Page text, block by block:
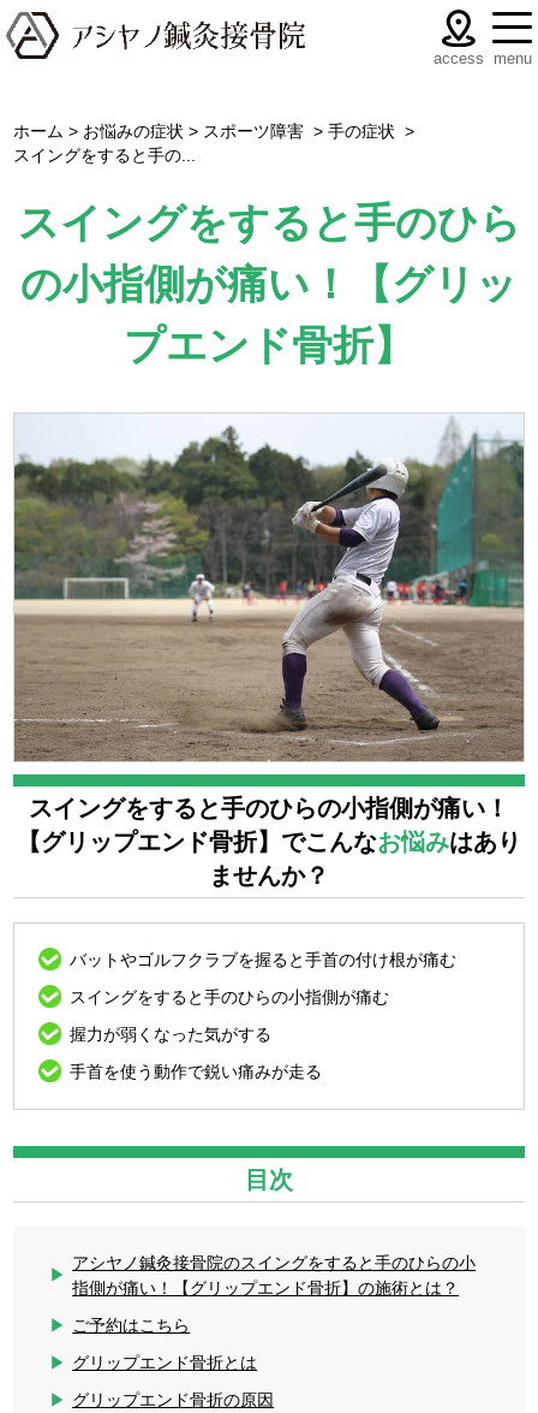
access menu
ホーム > お悩みの症状 > スポーツ障害 >手の症状 >
スイングをすると手の...
スイングをすると手のひら
の小指側が痛い！【グリッ
プエンド骨折】
スイングをすると手のひらの小指側が痛い！
【グリップエンド骨折】でこんなお悩みはあり
ませんか？
バットやゴルフクラブを握ると手首の付け根が痛む
スイングをすると手のひらの小指側が痛む
握力が弱くなった気がする
手首を使う動作で鋭い痛みが走る
目次
アシヤノ鍼灸接骨院のスイングをすると手のひらの小
指側が痛い！【グリップエンド骨折】の施術とは？
ご予約はこちら
グリップエンド骨折とは
グリップエンド骨折の原因